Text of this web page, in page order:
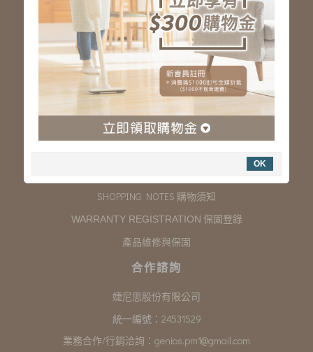
線上客服 LINE 歡迎加入 <LINE ID: @matric.jp>
線上客服 Facebook 歡迎加入
服務專線：03-323-2180
客服信箱 :genios.service@gmail.com
服務時間：星期一至星期五 上午9:00~下午6:00
例假日休假
購物說明
SHOPPING NOTES 購物須知
WARRANTY REGISTRATION 保固登錄
產品維修與保固
合作諮詢
婕尼思股份有限公司
統一編號：24531529
業務合作/行銷洽詢： genios.pm1@gmail.com
OK